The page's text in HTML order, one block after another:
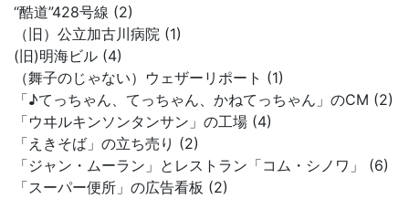
“酷道”428号線 (2)
（旧）公立加古川病院 (1)
(旧)明海ビル (4)
（舞子のじゃない）ウェザーリポート (1)
「♪てっちゃん、てっちゃん、かねてっちゃん」のCM (2)
「ウヰルキンソンタンサン」の工場 (4)
「えきそば」の立ち売り (2)
「ジャン・ムーラン」とレストラン「コム・シノワ」 (6)
「スーパー便所」の広告看板 (2)